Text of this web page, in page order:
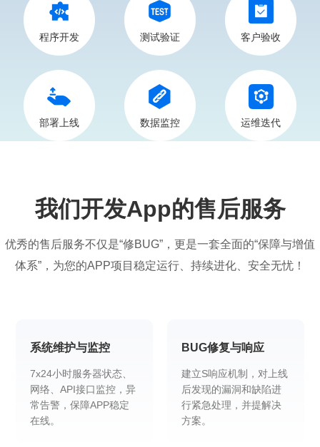
程序开发 测试验证 客户验收
部署上线 数据监控 运维迭代
我们开发App的售后服务
优秀的售后服务不仅是“修BUG”，更是一套全面的“保障与增值
体系”，为您的APP项目稳定运行、持续进化、安全无忧！
系统维护与监控
7x24小时服务器状态、
网络、API接口监控，异
常告警，保障APP稳定
在线。
BUG修复与响应
建立S响应机制，对上线
后发现的漏洞和缺陷进
行紧急处理，并提解决
方案。